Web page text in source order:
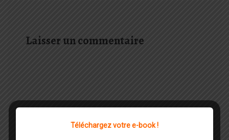
Laisser un commentaire
Téléchargez votre e-book !